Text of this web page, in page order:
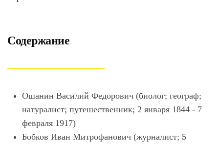
Содержание
Ошанин Василий Федорович (биолог; географ;
натуралист; путешественник; 2 января 1844 - 7
февраля 1917)
Бобков Иван Митрофанович (журналист; 5